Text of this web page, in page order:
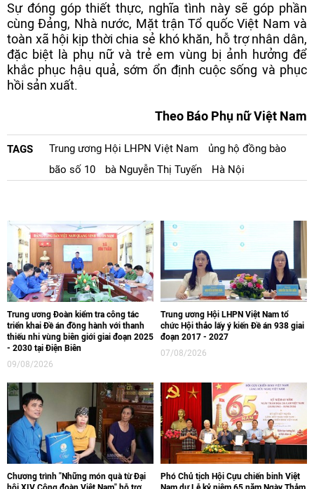
Sự đóng góp thiết thực, nghĩa tình này sẽ góp phần
cùng Đảng, Nhà nước, Mặt trận Tổ quốc Việt Nam và
toàn xã hội kịp thời chia sẻ khó khăn, hỗ trợ nhân dân,
đặc biệt là phụ nữ và trẻ em vùng bị ảnh hưởng để
khắc phục hậu quả, sớm ổn định cuộc sống và phục
hồi sản xuất.
Theo Báo Phụ nữ Việt Nam
TAGS Trung ương Hội LHPN Việt Nam
ủng hộ đồng bào
bão số 10
bà Nguyễn Thị Tuyến Hà Nội
Trung ương Đoàn kiểm tra công tác
triển khai Đề án đồng hành với thanh
thiếu nhi vùng biên giới giai đoạn 2025
- 2030 tại Điện Biên
09/08/2026
Trung ương Hội LHPN Việt Nam tổ
chức Hội thảo lấy ý kiến Đề án 938 giai
đoạn 2017 - 2027
07/08/2026
Chương trình "Những món quà từ Đại
Phó Chủ tịch Hội Cựu chiến binh Việt